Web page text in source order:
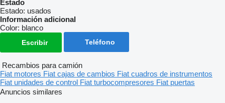
Estado
Estado: usados
Información adicional
Color: blanco
Escribir Teléfono
Recambios para camión
Fiat motores Fiat cajas de cambios Fiat cuadros de instrumentos
Fiat unidades de control Fiat turbocompresores Fiat puertas
Anuncios similares